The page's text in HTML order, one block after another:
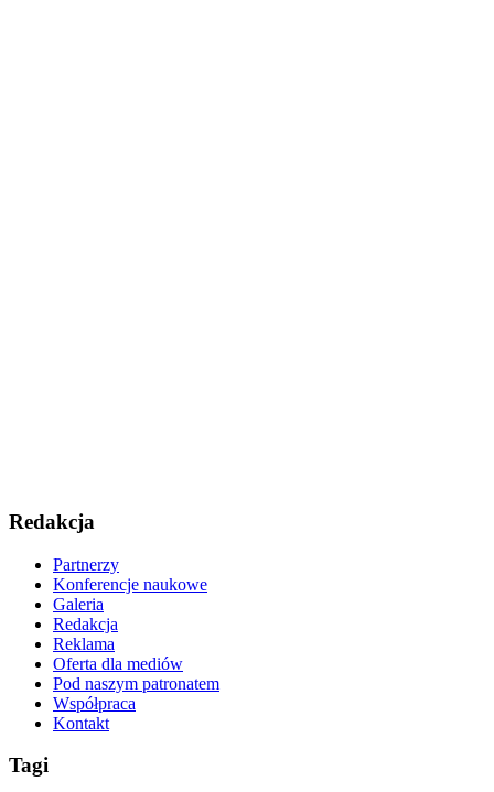
Redakcja
Partnerzy
Konferencje naukowe
Galeria
Redakcja
Reklama
Oferta dla mediów
Pod naszym patronatem
Współpraca
Kontakt
Tagi